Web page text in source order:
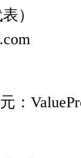
）
：